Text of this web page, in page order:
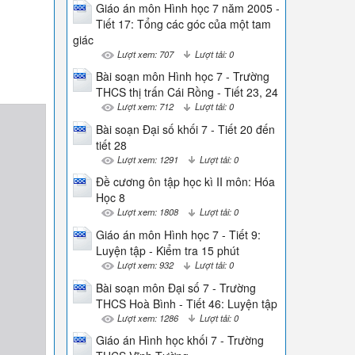
Giáo án môn Hình học 7 năm 2005 -
Tiết 17: Tổng các góc của một tam
giác
Lượt xem: 707 Lượt tải: 0
Bài soạn môn Hình học 7 - Trường
THCS thị trấn Cái Rồng - Tiết 23, 24
Lượt xem: 712 Lượt tải: 0
Bài soạn Đại số khối 7 - Tiết 20 đến
tiết 28
Lượt xem: 1291 Lượt tải: 0
Đề cương ôn tập học kì II môn: Hóa
Học 8
Lượt xem: 1808 Lượt tải: 0
Giáo án môn Hình học 7 - Tiết 9:
Luyện tập - Kiểm tra 15 phút
Lượt xem: 932 Lượt tải: 0
Bài soạn môn Đại số 7 - Trường
THCS Hoà Bình - Tiết 46: Luyện tập
Lượt xem: 1286 Lượt tải: 0
Giáo án Hình học khối 7 - Trường